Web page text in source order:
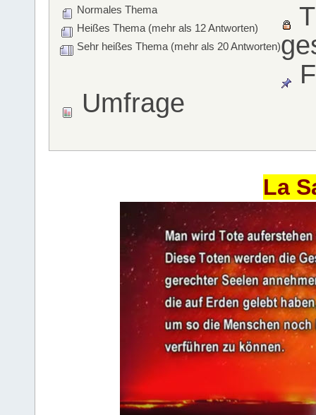
Normales Thema
Heißes Thema (mehr als 12 Antworten)
Sehr heißes Thema (mehr als 20 Antworten)
Umfrage
La